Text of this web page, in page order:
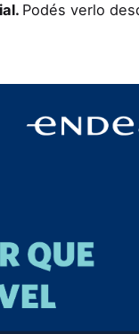
Podés verlo